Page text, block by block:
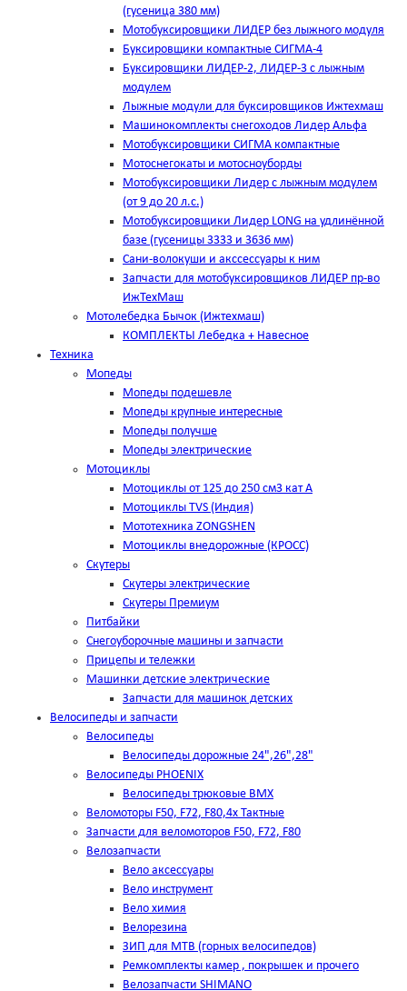
(гусеница 380 мм)
Мотобуксировщики ЛИДЕР без лыжного модуля
Буксировщики компактные СИГМА-4
Буксировщики ЛИДЕР-2, ЛИДЕР-3 c лыжным
модулем
Лыжные модули для буксировщиков Ижтехмаш
Машинокомплекты снегоходов Лидер Альфа
Мотобуксировщики СИГМА компактные
Мотоснегокаты и мотосноуборды
Мотобуксировщики Лидер с лыжным модулем
(от 9 до 20 л.с.)
Мотобуксировщики Лидер LONG на удлинённой
базе (гусеницы 3333 и 3636 мм)
Сани-волокуши и акссессуары к ним
Запчасти для мотобуксировщиков ЛИДЕР пр-во
ИжТехМаш
Мотолебедка Бычок (Ижтехмаш)
КОМПЛЕКТЫ Лебедка + Навесное
Техника
Мопеды
Мопеды подешевле
Мопеды крупные интересные
Мопеды получше
Мопеды электрические
Мотоциклы
Мотоциклы от 125 до 250 см3 кат А
Мотоциклы TVS (Индия)
Мототехника ZONGSHEN
Мотоциклы внедорожные (КРОСС)
Скутеры
Скутеры электрические
Скутеры Премиум
Питбайки
Снегоуборочные машины и запчасти
Прицепы и тележки
Машинки детские электрические
Запчасти для машинок детских
Велосипеды и запчасти
Велосипеды
Велосипеды дорожные 24",26",28"
Велосипеды PHOENIX
Велосипеды трюковые BMX
Веломоторы F50, F72, F80,4х Тактные
Запчасти для веломоторов F50, F72, F80
Велозапчасти
Вело аксессуары
Вело инструмент
Вело химия
Велорезина
ЗИП для MTB (горных велосипедов)
Ремкомплекты камер , покрышек и прочего
Велозапчасти SHIMANO